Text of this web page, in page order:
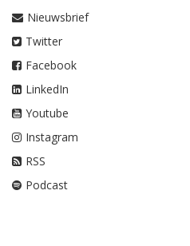
Nieuwsbrief
Twitter
Facebook
LinkedIn
Youtube
Instagram
RSS
Podcast